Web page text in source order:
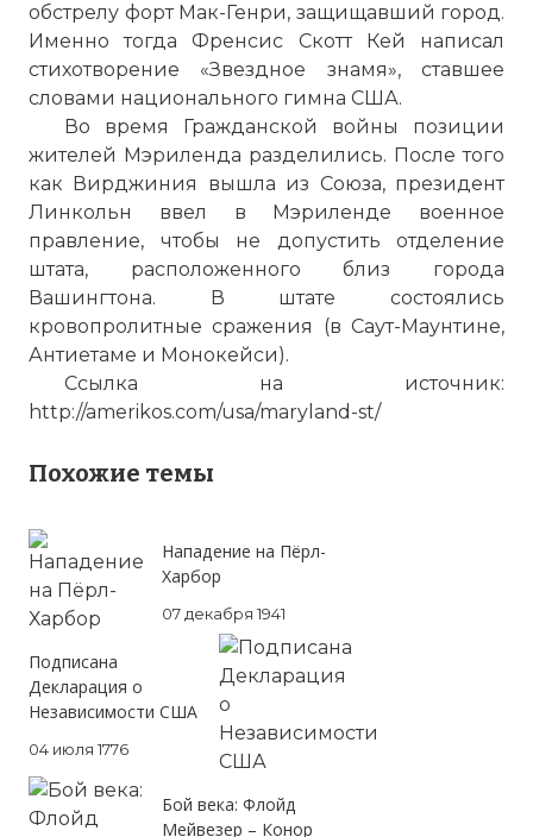
обстрелу форт Мак-Генри, защищавший город.
Именно тогда Френсис Скотт Кей написал
стихотворение «Звездное знамя», ставшее
словами национального гимна США.
Во время Гражданской войны позиции
жителей Мэриленда разделились. После того
как Вирджиния вышла из Союза, президент
Линкольн ввел в Мэриленде военное
правление, чтобы не допустить отделение
штата, расположенного близ города
Вашингтона. В штате состоялись
кровопролитные сражения (в Саут-Маунтине,
Антиетаме и Монокейси).
Ссылка на источник:
http://amerikos.com/usa/maryland-st/
Похожие темы
Нападение на Пёрл-
Харбор
07 декабря 1941
Подписана
Декларация о
Независимости США
04 июля 1776
Бой века: Флойд
Мейвезер – Конор
☓
Maryland - Visit the 50 States
Комментарий:
Проверочный код: